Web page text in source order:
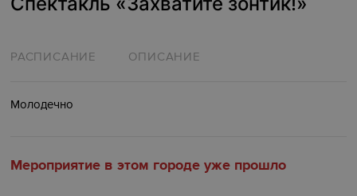
РАСПИСАНИЕ ОПИСАНИЕ
Молодечно
Мероприятие в этом городе уже прошло